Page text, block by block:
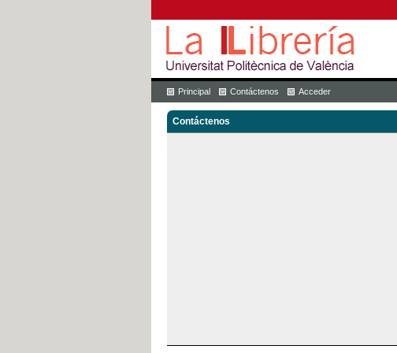
Principal Contáctenos Acceder
Contáctenos